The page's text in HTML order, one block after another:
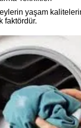
yaşam
faktördür.